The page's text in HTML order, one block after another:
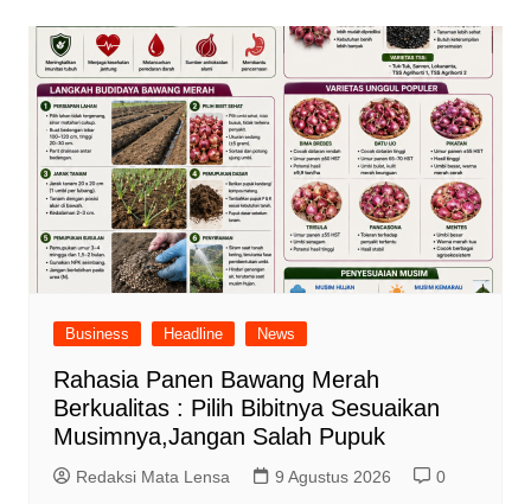
Business Headline News
Rahasia Panen Bawang Merah
Berkualitas : Pilih Bibitnya Sesuaikan
Musimnya,Jangan Salah Pupuk
Redaksi Mata Lensa 9 Agustus 2026 0